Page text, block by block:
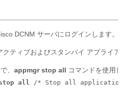
DCNM サーバにログインします。
クティブおよびスタンバイ アプライア
、 appmgr stop all コマンドを使用し
stop all /* Stop all applications